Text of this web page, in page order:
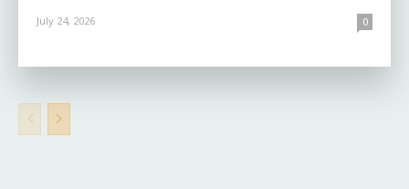
July 24, 2026 0